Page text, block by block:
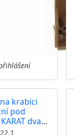
krabici
pod
dva